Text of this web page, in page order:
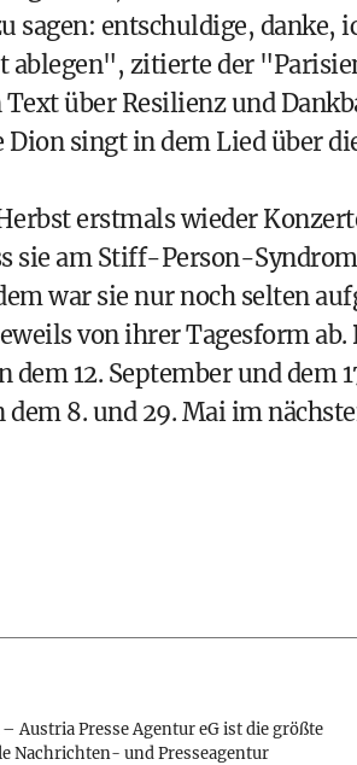
sagen: entschuldige, danke,
ablegen", zitierte der
Text über Resilienz und
singt in dem Lied über
erstmals wieder
sie am Stiff-Person-
war sie nur noch selten
von ihrer Tagesform ab.
12. September und dem
8. und 29. Mai im
– Austria Presse Agentur eG ist die größte
Nachrichten- und Presseagentur